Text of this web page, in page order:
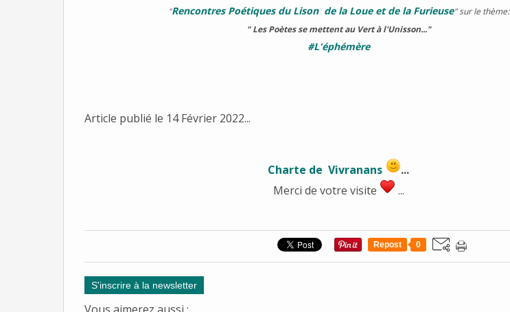
"Rencontres Poétiques du Lison de la Loue et de la Furieuse" sur le thème:
" Les Poètes se mettent au Vert à l'Unisson..."
#L'éphémère
Article publié le 14 Février 2022...
Charte de Vivranans
...
Merci de votre visite
...
Repost 0
S'inscrire à la newsletter